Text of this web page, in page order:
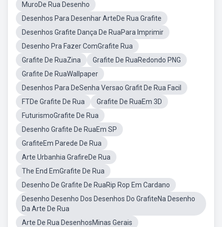
MuroDe Rua Desenho
Desenhos Para Desenhar ArteDe Rua Grafite
Desenhos Grafite Dança De RuaPara Imprimir
Desenho Pra Fazer ComGrafite Rua
Grafite De RuaZina
Grafite De RuaRedondo PNG
Grafite De RuaWallpaper
Desenhos Para DeSenha Versao Grafit De Rua Facil
FTDe Grafite De Rua
Grafite De RuaEm 3D
FuturismoGrafite De Rua
Desenho Grafite De RuaEm SP
GrafiteEm Parede De Rua
Arte Urbanhia GrafireDe Rua
The End EmGrafite De Rua
Desenho De Grafite De RuaRip Rop Em Cardano
Desenho Desenho Dos Desenhos Do GrafiteNa Desenho
Da Arte De Rua
Arte De Rua DesenhosMinas Gerais